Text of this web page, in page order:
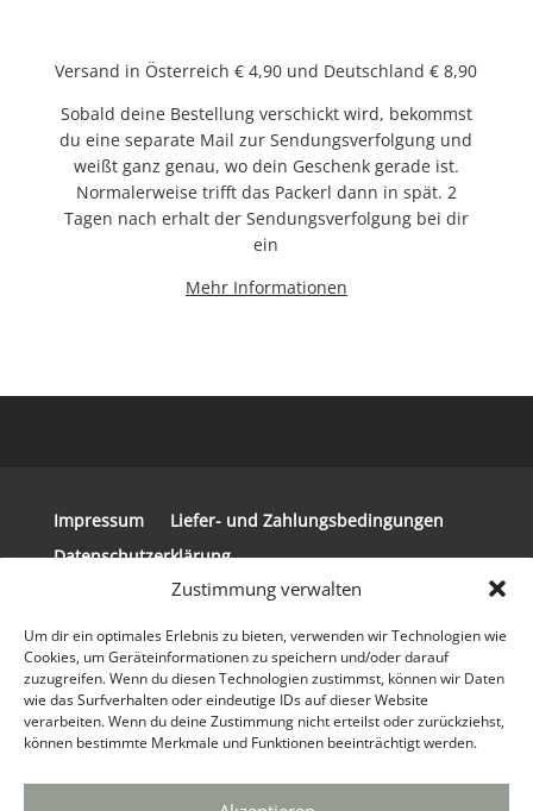
Zustimmung verwalten
Um dir ein optimales Erlebnis zu bieten, verwenden wir Technologien wie
Cookies, um Geräteinformationen zu speichern und/oder darauf
zuzugreifen. Wenn du diesen Technologien zustimmst, können wir Daten
wie das Surfverhalten oder eindeutige IDs auf dieser Website
verarbeiten. Wenn du deine Zustimmung nicht erteilst oder zurückziehst,
können bestimmte Merkmale und Funktionen beeinträchtigt werden.
Versand in Österreich € 4,90 und Deutschland € 8,90
Sobald deine Bestellung verschickt wird, bekommst
du eine separate Mail zur Sendungsverfolgung und
weißt ganz genau, wo dein Geschenk gerade ist.
Normalerweise trifft das Packerl dann in spät. 2
Tagen nach erhalt der Sendungsverfolgung bei dir
ein
Mehr Informationen
Impressum
Liefer- und Zahlungsbedingungen
Datenschutzerklärung
Allgemeine Geschäftsbedingungen
Widerrufsbelehrung
© 2024 Copyright Steirerkissen | Realisierung
der Website: tpi Media GmbH®Webdesign